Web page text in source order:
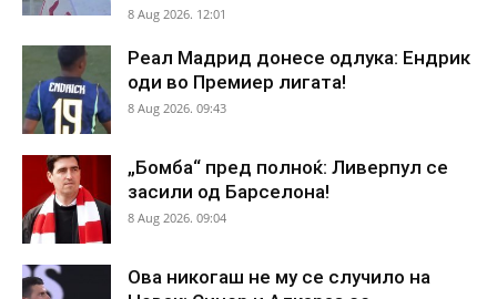
8 Aug 2026. 12:01
Реал Мадрид донесе одлука: Ендрик
оди во Премиер лигата!
8 Aug 2026. 09:43
„Бомба“ пред полноќ: Ливерпул се
засили од Барселона!
8 Aug 2026. 09:04
Ова никогаш не му се случило на